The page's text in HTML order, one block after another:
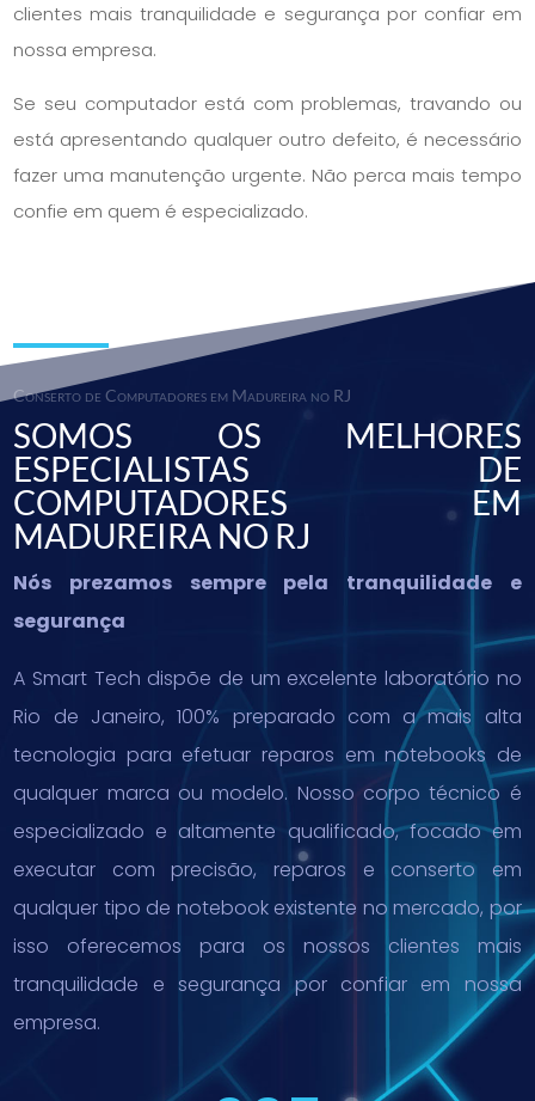
clientes mais tranquilidade e segurança por confiar em
nossa empresa.
Se seu computador está com problemas, travando ou
está apresentando qualquer outro defeito, é necessário
fazer uma manutenção urgente. Não perca mais tempo
confie em quem é especializado.
Conserto de Computadores em Madureira no RJ
SOMOS OS MELHORES
ESPECIALISTAS DE
COMPUTADORES EM
MADUREIRA NO RJ
Nós prezamos sempre pela tranquilidade e
segurança
A Smart Tech dispõe de um excelente laboratório no
Rio de Janeiro, 100% preparado com a mais alta
tecnologia para efetuar reparos em notebooks de
qualquer marca ou modelo. Nosso corpo técnico é
especializado e altamente qualificado, focado em
executar com precisão, reparos e conserto em
qualquer tipo de notebook existente no mercado, por
isso oferecemos para os nossos clientes mais
tranquilidade e segurança por confiar em nossa
empresa.